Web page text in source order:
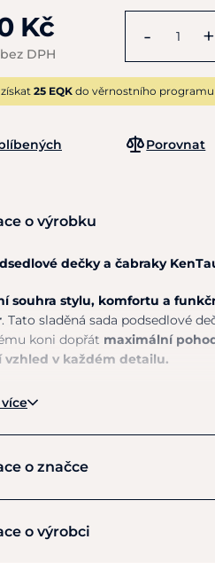
Kč
DPH
- +
25 EQK do věrnostního programu
Porovnat
o výrobku
dečky a čabraky
souhra stylu, komfortu a
. Tato sladěná sada podsedlové
koni dopřát maximální
vzhled v každém detailu.
dečka zaujme
střih respektuje linii
materiál napomáhá odvádění
koně před hmyzem a
o značce
KenTaur
o výrobci